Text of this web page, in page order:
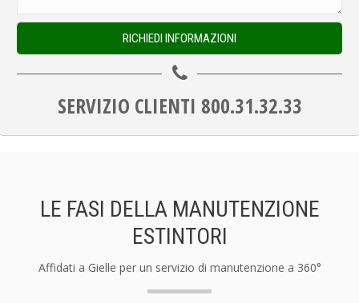
SERVIZIO CLIENTI 800.31.32.33
LE FASI DELLA MANUTENZIONE
ESTINTORI
Affidati a Gielle per un servizio di manutenzione a 360°